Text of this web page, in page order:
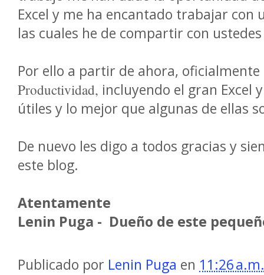
Excel y me ha encantado trabajar con
las cuales he de compartir con
Por ello a partir de ahora,
Productividad, incluyendo el gran Excel
útiles y lo mejor que algunas de ellas
De nuevo les digo a todos gracias y
este blog.
Atentamente
Lenin Puga - Dueño de este
Publicado por Lenin Puga en 11:26 a.m.